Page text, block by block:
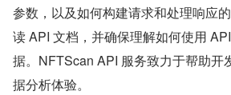
参数，以及如何构建请求和处理响应
读 API 文档，并确保理解如何使用
据。NFTScan API 服务致力于帮助开
据分析体验。